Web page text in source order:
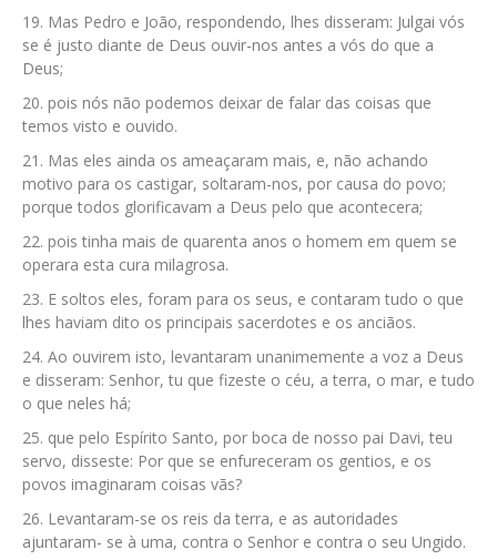
Mas Pedro e João, respondendo, lhes disseram: Julgai vós
se é justo diante de Deus ouvir-nos antes a vós do que a
Deus;
pois nós não podemos deixar de falar das coisas que
temos visto e ouvido.
Mas eles ainda os ameaçaram mais, e, não achando
motivo para os castigar, soltaram-nos, por causa do povo;
porque todos glorificavam a Deus pelo que acontecera;
pois tinha mais de quarenta anos o homem em quem se
operara esta cura milagrosa.
E soltos eles, foram para os seus, e contaram tudo o que
lhes haviam dito os principais sacerdotes e os anciãos.
Ao ouvirem isto, levantaram unanimemente a voz a Deus
e disseram: Senhor, tu que fizeste o céu, a terra, o mar, e tudo
o que neles há;
que pelo Espírito Santo, por boca de nosso pai Davi, teu
servo, disseste: Por que se enfureceram os gentios, e os
povos imaginaram coisas vãs?
Levantaram-se os reis da terra, e as autoridades
ajuntaram- se à uma, contra o Senhor e contra o seu Ungido.